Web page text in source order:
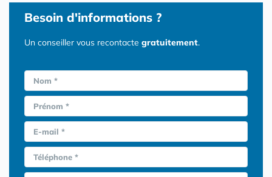
Besoin d'informations ?
Un conseiller vous recontacte gratuitement.
Nom *
Prénom *
E-mail *
Téléphone *